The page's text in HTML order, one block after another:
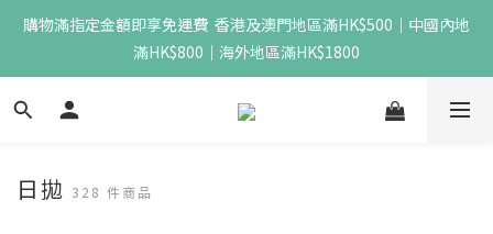
購物滿指定金額即享免運費  香港及澳門地區滿HK$500｜中國內地
滿HK$800｜海外地區滿HK$1800
日拋 328 件商品